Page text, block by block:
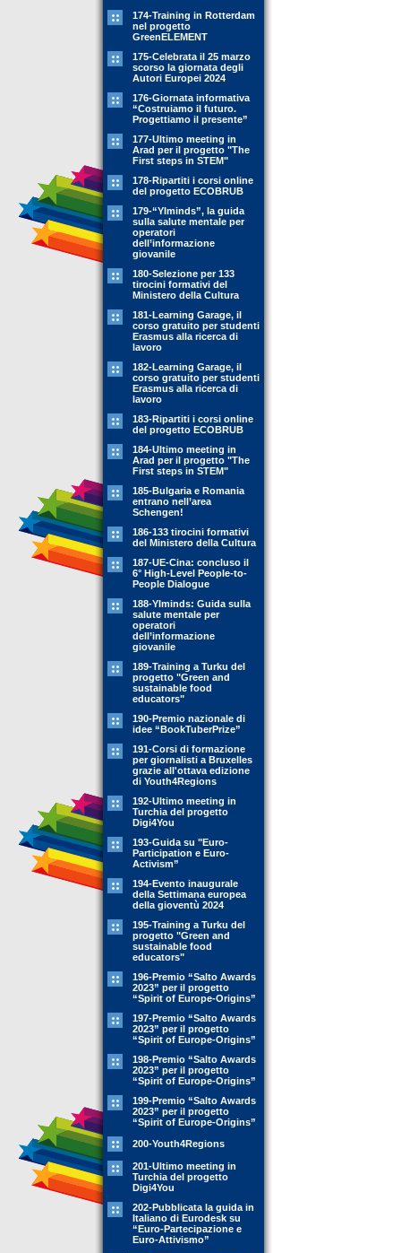
174-Training in Rotterdam
nel progetto
GreenELEMENT
175-Celebrata il 25 marzo
scorso la giornata degli
Autori Europei 2024
176-Giornata informativa
“Costruiamo il futuro.
Progettiamo il presente”
177-Ultimo meeting in
Arad per il progetto "The
First steps in STEM"
178-Ripartiti i corsi online
del progetto ECOBRUB
179-“YIminds”, la guida
sulla salute mentale per
operatori
dell’informazione
giovanile
180-Selezione per 133
tirocini formativi del
Ministero della Cultura
181-Learning Garage, il
corso gratuito per studenti
Erasmus alla ricerca di
lavoro
182-Learning Garage, il
corso gratuito per studenti
Erasmus alla ricerca di
lavoro
183-Ripartiti i corsi online
del progetto ECOBRUB
184-Ultimo meeting in
Arad per il progetto "The
First steps in STEM"
185-Bulgaria e Romania
entrano nell’area
Schengen!
186-133 tirocini formativi
del Ministero della Cultura
187-UE-Cina: concluso il
6° High-Level People-to-
People Dialogue
188-YIminds: Guida sulla
salute mentale per
operatori
dell’informazione
giovanile
189-Training a Turku del
progetto "Green and
sustainable food
educators"
190-Premio nazionale di
idee “BookTuberPrize”
191-Corsi di formazione
per giornalisti a Bruxelles
grazie all'ottava edizione
di Youth4Regions
192-Ultimo meeting in
Turchia del progetto
Digi4You
193-Guida su "Euro-
Participation e Euro-
Activism”
194-Evento inaugurale
della Settimana europea
della gioventù 2024
195-Training a Turku del
progetto "Green and
sustainable food
educators"
196-Premio “Salto Awards
2023” per il progetto
“Spirit of Europe-Origins”
197-Premio “Salto Awards
2023” per il progetto
“Spirit of Europe-Origins”
198-Premio “Salto Awards
2023” per il progetto
“Spirit of Europe-Origins”
199-Premio “Salto Awards
2023” per il progetto
“Spirit of Europe-Origins”
200-Youth4Regions
201-Ultimo meeting in
Turchia del progetto
Digi4You
202-Pubblicata la guida in
Italiano di Eurodesk su
“Euro-Partecipazione e
Euro-Attivismo”